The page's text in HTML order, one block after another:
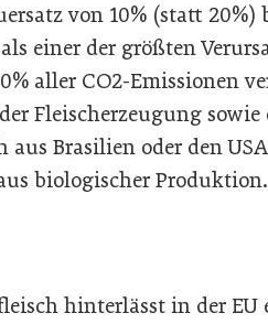
von 10% (statt
einer der größten
aller CO2-Emissionen
Fleischerzeugung sowie
Brasilien oder den
biologischer Produktion.
hinterlässt in der